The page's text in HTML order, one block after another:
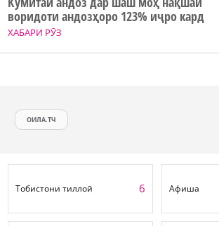
ХАБАРИ РӮЗ
воридоти андозҳоро 123% иҷро кард
ОИЛА.ТЧ
Тобистони тиллоӣ 6 Афиша